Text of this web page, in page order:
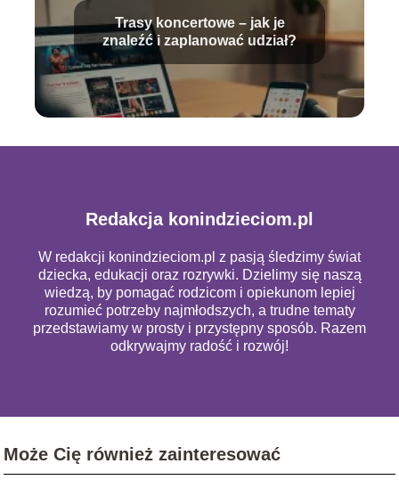
Trasy koncertowe – jak je
znaleźć i zaplanować udział?
Redakcja konindzieciom.pl
W redakcji konindzieciom.pl z pasją śledzimy świat
dziecka, edukacji oraz rozrywki. Dzielimy się naszą
wiedzą, by pomagać rodzicom i opiekunom lepiej
rozumieć potrzeby najmłodszych, a trudne tematy
przedstawiamy w prosty i przystępny sposób. Razem
odkrywajmy radość i rozwój!
Może Cię również zainteresować